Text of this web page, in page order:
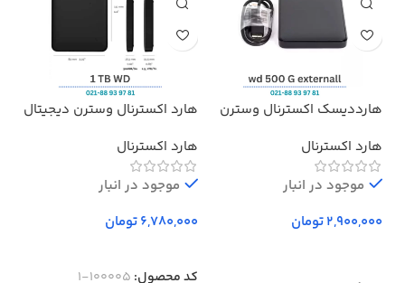
هارددیسک اکسترنال وسترن
500 گیگابایت استوک ا
Western Digital Elements
External Hard Drive – 500GB
هارد اکسترنال
موجود در انبار
تومان
هارد اکسترنال وسترن دیجیتال
هارد اکسترنال
موجود در انبار
تومان
کد محصول: 100005-1